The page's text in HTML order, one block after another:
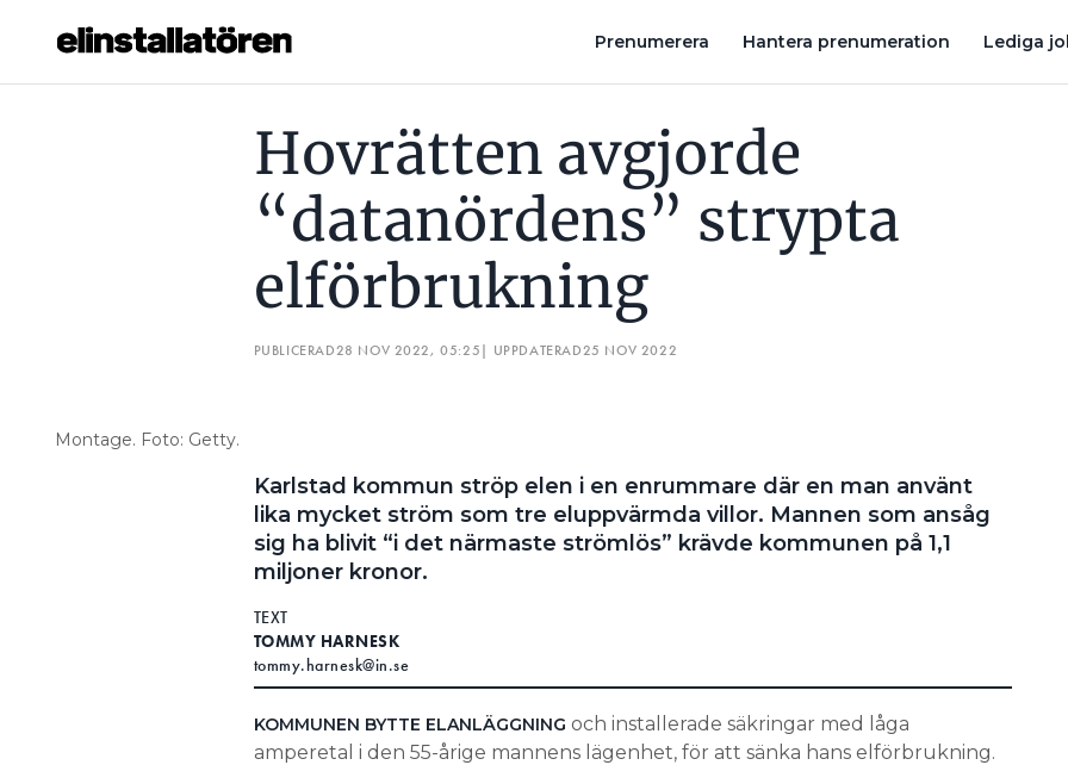
Prenumerera Hantera prenumeration Lediga
Hantera prenumeration
Hovrätten avgjorde
“datanördens” strypta
elförbrukning
PUBLICERAD28 NOV 2022, 05:25| UPPDATERAD25 NOV 2022
Montage. Foto: Getty.
Karlstad kommun ströp elen i en enrummare där en man använt
lika mycket ström som tre eluppvärmda villor. Mannen som ansåg
sig ha blivit “i det närmaste strömlös” krävde kommunen på 1,1
miljoner kronor.
TEXT
TOMMY HARNESK
tommy.harnesk@in.se
KOMMUNEN BYTTE ELANLÄGGNING och installerade säkringar med låga
amperetal i den 55-årige mannens lägenhet, för att sänka hans elförbrukning.
HOVRÄTTEN AVGJORDE “DATANÖRDENS” STRYPTA ELFÖRBRUKNING PRISUPPRÖRD HYRESGÄST DROG SLADDAR FRÅN